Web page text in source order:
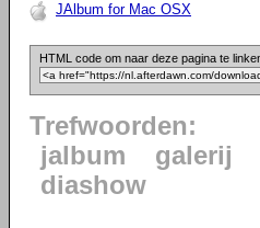
JAlbum for Mac OSX
HTML code om naar deze pagina te
Trefwoorden:
jalbum
galerij
diashow